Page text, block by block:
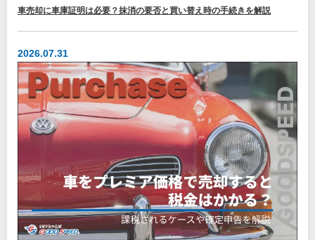
車売却に車庫証明は必要？抹消の要否と買い替え時の手続きを解説
2026.07.31